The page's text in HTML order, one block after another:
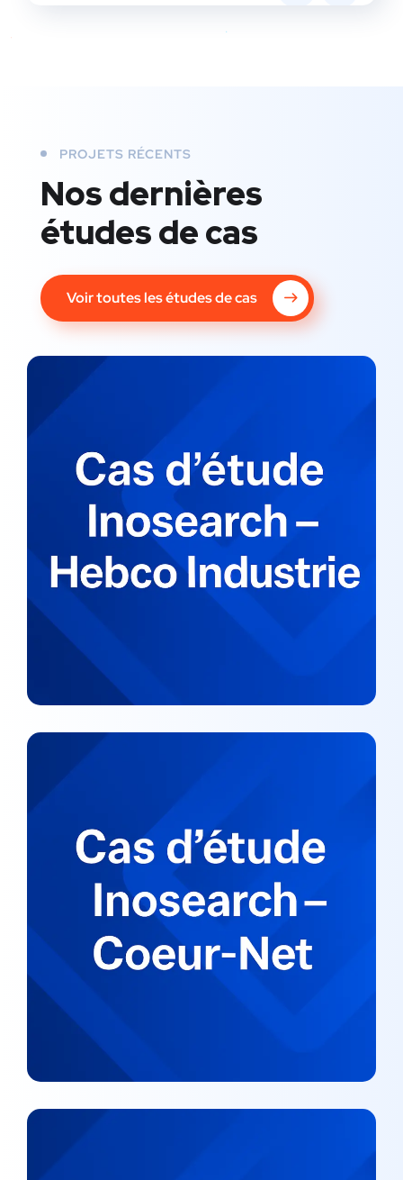
PROJETS RÉCENTS
Nos dernières
études de cas
Voir toutes les études de cas
Cas d’étude Inosearch – Hebco
Industrie
Cas d’étude Inosearch – Coeur-
Net